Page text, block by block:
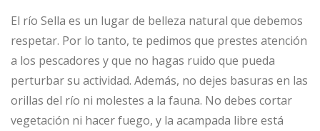
El río Sella es un lugar de belleza natural que debemos
respetar. Por lo tanto, te pedimos que prestes atención
a los pescadores y que no hagas ruido que pueda
perturbar su actividad. Además, no dejes basuras en las
orillas del río ni molestes a la fauna. No debes cortar
vegetación ni hacer fuego, y la acampada libre está